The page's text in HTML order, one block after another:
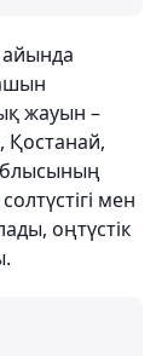
айында
жауын –
Қостанай,
мен
оңтүстік